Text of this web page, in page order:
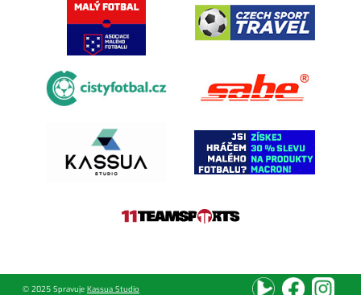
© 2025 Spravuje Kassua Studio